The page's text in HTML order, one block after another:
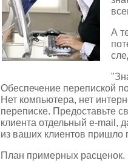
А
Обеспечение перепиской
Нет компьютера, нет
переписке. Предоставьте
клиента отдельный e-mail,
из ваших клиентов пришло
План примерных расценок.